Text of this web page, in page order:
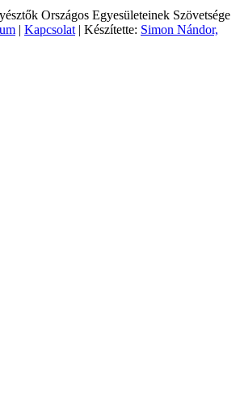
Országos Egyesületeinek Szövetsége
| Kapcsolat | Készítette: Simon Nándor,